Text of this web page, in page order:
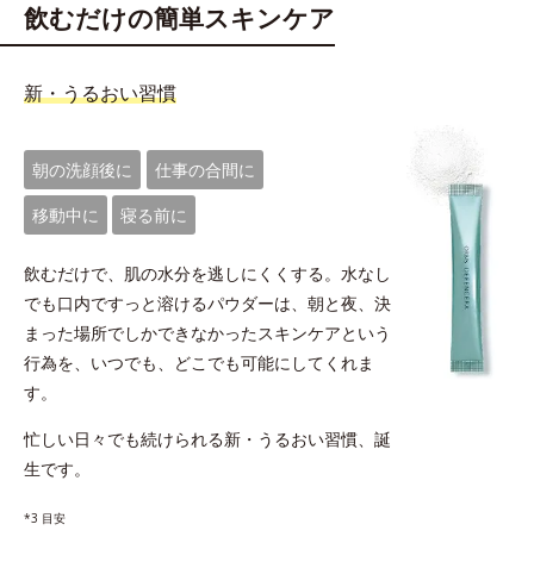
飲むだけの簡単スキンケア
新・うるおい習慣
朝の洗顔後に
仕事の合間に
移動中に
寝る前に
飲むだけで、肌の水分を逃しにくくする。水なし
でも口内ですっと溶けるパウダーは、朝と夜、決
まった場所でしかできなかったスキンケアという
行為を、いつでも、どこでも可能にしてくれま
す。
忙しい日々でも続けられる新・うるおい習慣、誕
生です。
*3 目安